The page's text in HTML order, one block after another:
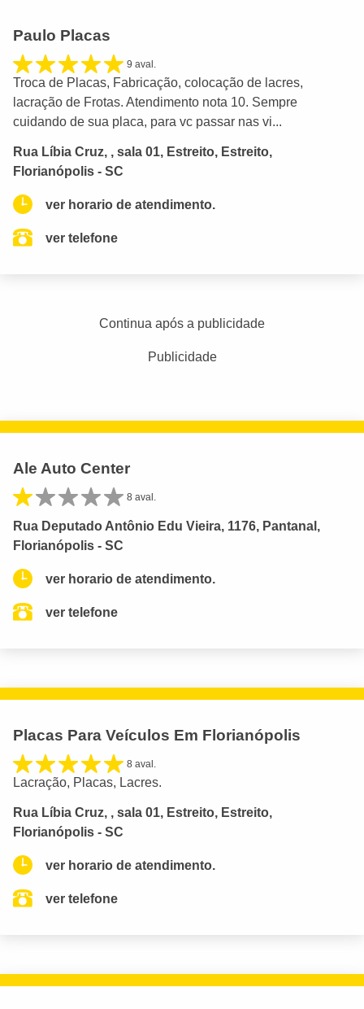
Paulo Placas
9 aval.
Troca de Placas, Fabricação, colocação de lacres,
lacração de Frotas. Atendimento nota 10. Sempre
cuidando de sua placa, para vc passar nas vi...
Rua Líbia Cruz, , sala 01, Estreito, Estreito,
Florianópolis - SC
ver horario de atendimento.
ver telefone
Continua após a publicidade
Publicidade
Ale Auto Center
8 aval.
Rua Deputado Antônio Edu Vieira, 1176, Pantanal,
Florianópolis - SC
ver horario de atendimento.
ver telefone
Placas Para Veículos Em Florianópolis
8 aval.
Lacração, Placas, Lacres.
Rua Líbia Cruz, , sala 01, Estreito, Estreito,
Florianópolis - SC
ver horario de atendimento.
ver telefone